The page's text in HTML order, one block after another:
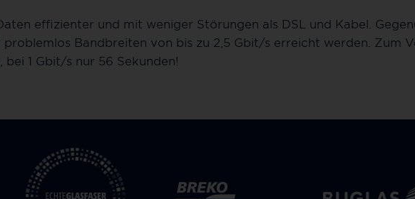
effizienter und mit weniger Störungen als DSL und Kabel.
problemlos Bandbreiten von bis zu 2,5 Gbit/s erreicht werden. Zum
bei 1 Gbit/s nur 56 Sekunden!